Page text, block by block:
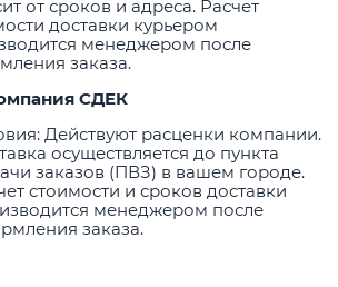
от сроков и адреса. Расчет
доставки курьером
менеджером после
заказа.
СДЕК
Действуют расценки компании.
осуществляется до пункта
заказов (ПВЗ) в вашем городе.
стоимости и сроков доставки
менеджером после
заказа.